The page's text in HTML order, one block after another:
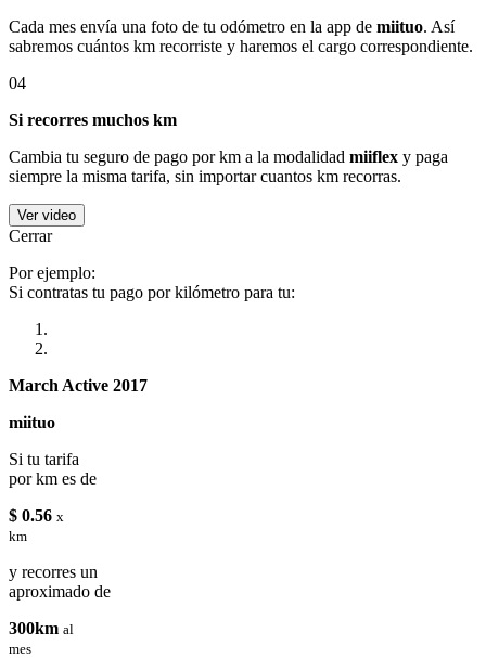
Cada mes envía una foto de tu odómetro en la app de miituo. Así
sabremos cuántos km recorriste y haremos el cargo correspondiente.
04
Si recorres muchos km
Cambia tu seguro de pago por km a la modalidad miiflex y paga
siempre la misma tarifa, sin importar cuantos km recorras.
Ver video
Cerrar
Por ejemplo:
Si contratas tu pago por kilómetro para tu:
March Active 2017
miituo
Si tu tarifa
por km es de
$ 0.56 x
km
y recorres un
aproximado de
300km al
mes